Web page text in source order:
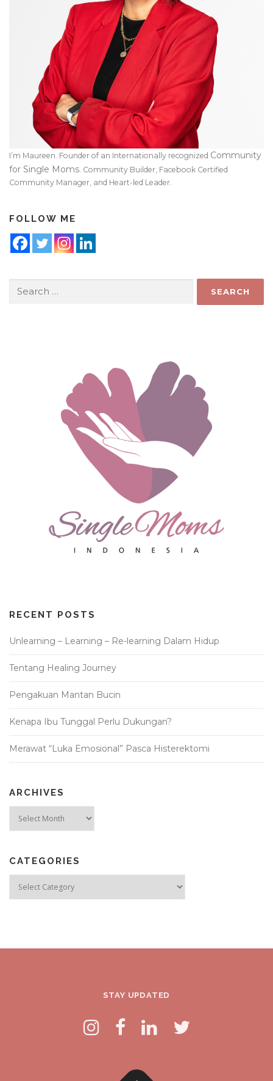
I’m Maureen. Founder of an Internationally recognized Community
for Single Moms. Community Builder, Facebook Certified
Community Manager, and Heart-led Leader.
FOLLOW ME
for:
RECENT POSTS
Unlearning – Learning – Re-learning Dalam Hidup
Tentang Healing Journey
Pengakuan Mantan Bucin
Kenapa Ibu Tunggal Perlu Dukungan?
Merawat “Luka Emosional” Pasca Histerektomi
ARCHIVES
CATEGORIES
STAY UPDATED